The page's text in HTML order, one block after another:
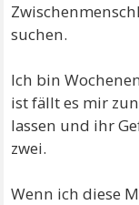
suchen.
Ich bin
ist fällt es mir
lassen und ihr
zwei.
Wenn ich diese